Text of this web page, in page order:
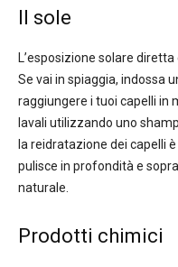
Il sole
L’esposizione solare
Se vai in spiaggia, indossa
raggiungere i tuoi capelli in
lavali utilizzando uno
la reidratazione dei capelli è
pulisce in profondità e
naturale.
Prodotti chimici